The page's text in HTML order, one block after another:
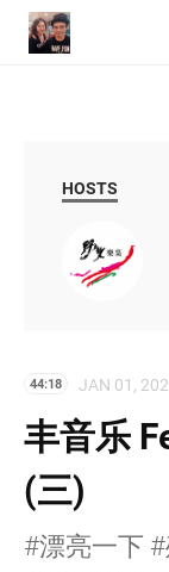
HOSTS
44:18 JAN 01,
丰音乐
(三)
#漂亮一下